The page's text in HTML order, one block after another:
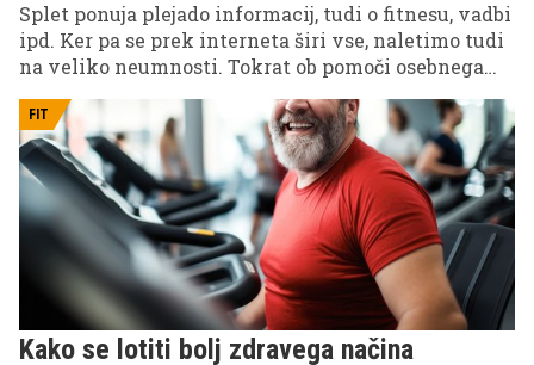
Splet ponuja plejado informacij, tudi o fitnesu, vadbi
ipd. Ker pa se prek interneta širi vse, naletimo tudi
na veliko neumnosti. Tokrat ob pomoči osebnega
fitnesu.
FIT
Kako se lotiti bolj zdravega načina